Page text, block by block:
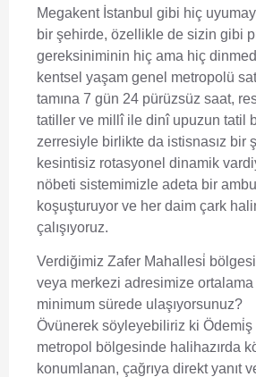
Megakent İstanbul gibi hiç
bir şehirde, özellikle de sizin gibi
gereksiniminin hiç ama hiç
kentsel yaşam genel metropolü
tamına 7 gün 24 pürüzsüz saat,
tatiller ve millî ile dinî upuzun tatil
zerresiyle birlikte da istisnasız bir
kesintisiz rotasyonel dinamik
nöbeti sistemimizle adeta bir
koşuşturuyor ve her daim çark
çalışıyoruz.
Verdiğimiz Zafer Mahallesi̇
veya merkezi adresimize
minimum sürede ulaşıyorsunuz?
Övünerek söyleyebiliriz ki Ödemi̇ş
metropol bölgesinde halihazırda
konumlanan, çağrıya direkt yanıt